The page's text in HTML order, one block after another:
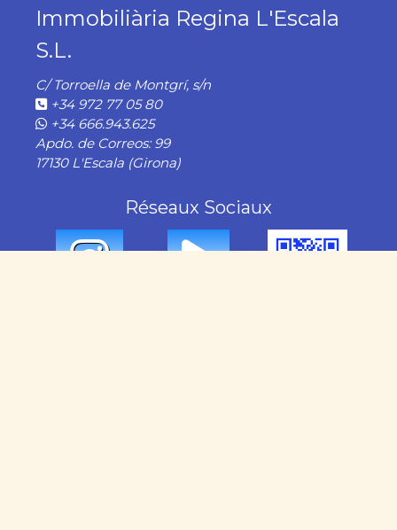
Immobiliària Regina L'Escala
S.L.
C/ Torroella de Montgrí, s/n
+34 972 77 05 80
+34 666.943.625
Apdo. de Correos: 99
17130 L'Escala (Girona)
Réseaux Sociaux